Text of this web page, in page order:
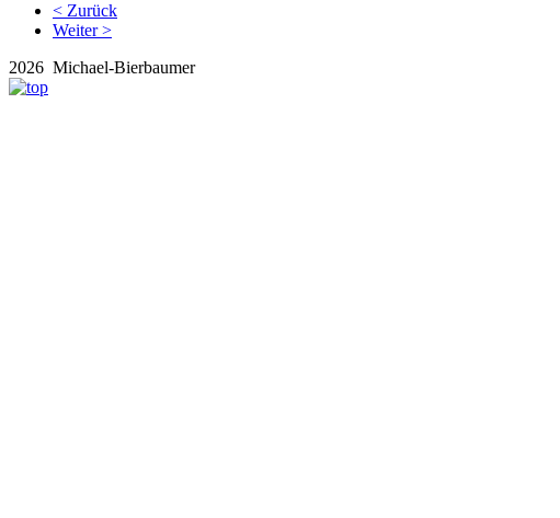
< Zurück
Weiter >
2026 Michael-Bierbaumer